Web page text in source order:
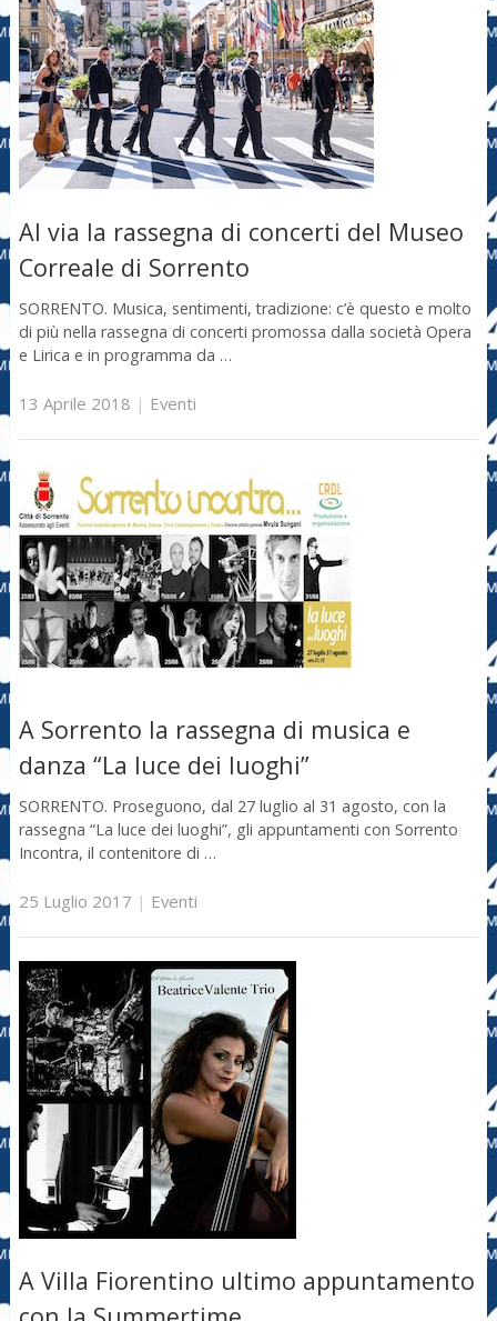
Al via la rassegna di concerti del Museo
Correale di Sorrento
SORRENTO. Musica, sentimenti, tradizione: c’è questo e molto
di più nella rassegna di concerti promossa dalla società Opera
e Lirica e in programma da …
13 Aprile 2018 | Eventi
A Sorrento la rassegna di musica e
danza “La luce dei luoghi”
SORRENTO. Proseguono, dal 27 luglio al 31 agosto, con la
rassegna “La luce dei luoghi”, gli appuntamenti con Sorrento
Incontra, il contenitore di …
25 Luglio 2017 | Eventi
A Villa Fiorentino ultimo appuntamento